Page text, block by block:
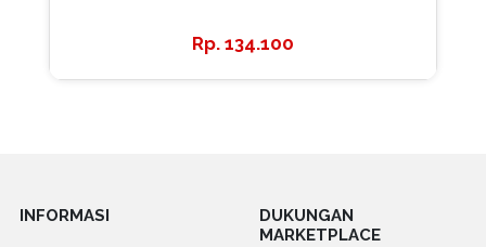
134.100
INFORMASI
DUKUNGAN
MARKETPLACE